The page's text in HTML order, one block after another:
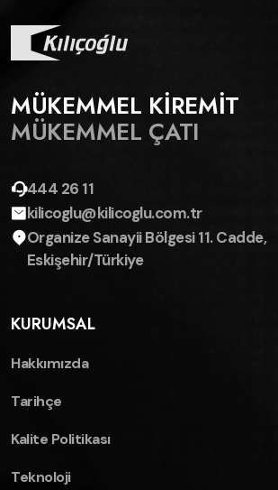
MÜKEMMEL KİREMİT
MÜKEMMEL ÇATI
444 26 11
kilicoglu@kilicoglu.com.tr
Organize Sanayii Bölgesi 11. Cadde,
Eskişehir/Türkiye
KURUMSAL
Hakkımızda
Tarihçe
Kalite Politikası
Teknoloji